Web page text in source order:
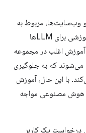
مربوط به
خزنده‌هایی است که برای جمع‌آوری داده‌های آموزشی برای LLMها
اغلب در مجموعه
که به جلوگیری
این حال، آموزش
مصنوعی مواجه
یک کاربر